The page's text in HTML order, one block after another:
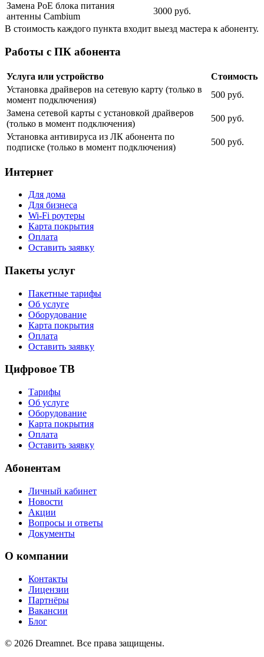
Замена PoE блока питания
антенны Cambium
3000 руб.
В стоимость каждого пункта входит выезд мастера к абоненту.
Работы с ПК абонента
Услуга или устройство
Стоимость
Установка драйверов на сетевую карту (только в
момент подключения)
500 руб.
Замена сетевой карты с установкой драйверов
(только в момент подключения)
500 руб.
Установка антивируса из ЛК абонента по
подписке (только в момент подключения)
500 руб.
Интернет
Для дома
Для бизнеса
Wi-Fi роутеры
Карта покрытия
Оплата
Оставить заявку
Пакеты услуг
Пакетные тарифы
Об услуге
Оборудование
Карта покрытия
Оплата
Оставить заявку
Цифровое ТВ
Тарифы
Об услуге
Оборудование
Карта покрытия
Оплата
Оставить заявку
Абонентам
Личный кабинет
Новости
Акции
Вопросы и ответы
Документы
О компании
Контакты
Лицензии
Партнёры
Вакансии
Блог
© 2026 Dreamnet. Все права защищены.